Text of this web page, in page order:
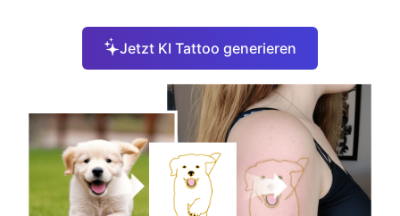
Jetzt KI Tattoo generieren